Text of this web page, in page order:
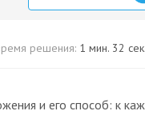
решения: 1 мин. 32 сек.
и его способ: к